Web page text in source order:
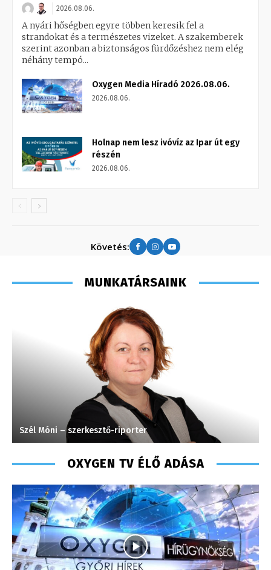
2026.08.06.
A nyári hőségben egyre többen keresik fel a
strandokat és a természetes vizeket. A szakemberek
szerint azonban a biztonságos fürdőzéshez nem elég
néhány tempó...
Oxygen Media Híradó 2026.08.06.
2026.08.06.
Holnap nem lesz ivóvíz az Ipar út egy
részén
2026.08.06.
Követés:
MUNKATÁRSAINK
Szél Móni – szerkesztő-riporter
OXYGEN TV ÉLŐ ADÁSA